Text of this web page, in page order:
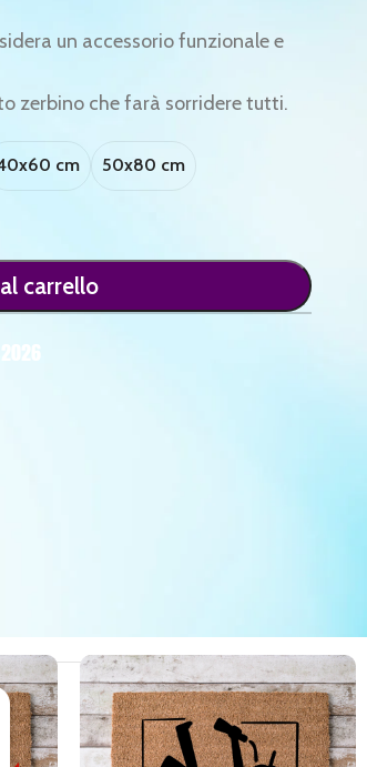
un accessorio funzionale e
zerbino che farà sorridere tutti.
cm 50x80 cm
carrello